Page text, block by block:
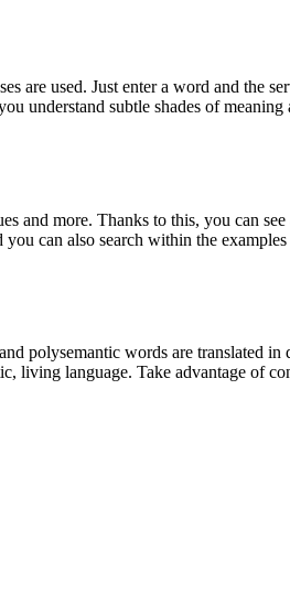
are used. Just enter a word and the
understand subtle shades of meaning
and more. Thanks to this, you can
can also search within the
polysemantic words are translated in
living language. Take advantage of